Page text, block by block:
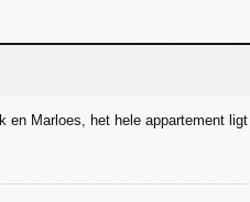
en Marloes, het hele appartement